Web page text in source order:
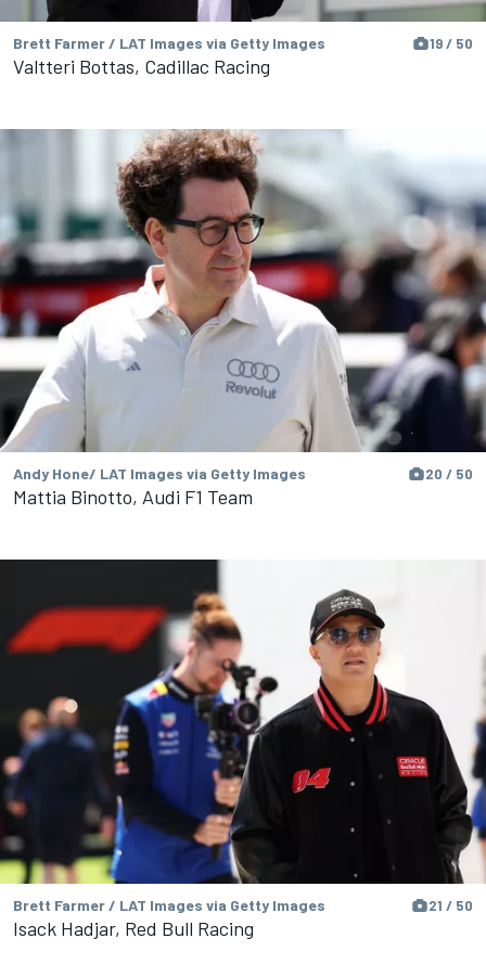
Brett Farmer / LAT Images via Getty Images 19 / 50
Valtteri Bottas, Cadillac Racing
Andy Hone/ LAT Images via Getty Images 20 / 50
Mattia Binotto, Audi F1 Team
Brett Farmer / LAT Images via Getty Images 21 / 50
Isack Hadjar, Red Bull Racing